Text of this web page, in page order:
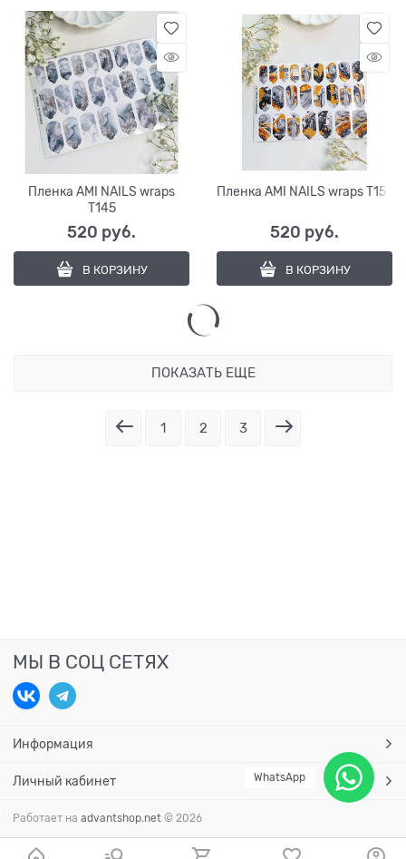
Пленка AMI NAILS wraps
T145
520 руб.
В КОРЗИНУ
Пленка AMI NAILS wraps T157
520 руб.
В КОРЗИНУ
ПОКАЗАТЬ ЕЩЕ
1 2 3
МЫ В СОЦ СЕТЯХ
Информация
Личный кабинет
Работает на advantshop.net © 2026
WhatsApp